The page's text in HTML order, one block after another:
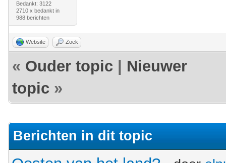
Bedankt: 3122
2710 x bedankt in
988 berichten
Website Zoek
« Ouder topic
Nieuwer
topic »
Berichten in dit topic